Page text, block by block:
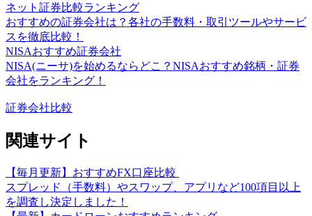
ネット証券比較ランキング
おすすめの証券会社は？各社の手数料・取引ツールやサービ
スを徹底比較！
NISAおすすめ証券会社
NISA(ニーサ)を始めるならどこ？NISAおすすめ銘柄・証券
会社をランキング！
証券会社比較
関連サイト
【毎月更新】おすすめFX口座比較
スプレッド（手数料）やスワップ、アプリなど100項目以上
を調査し決定しました！